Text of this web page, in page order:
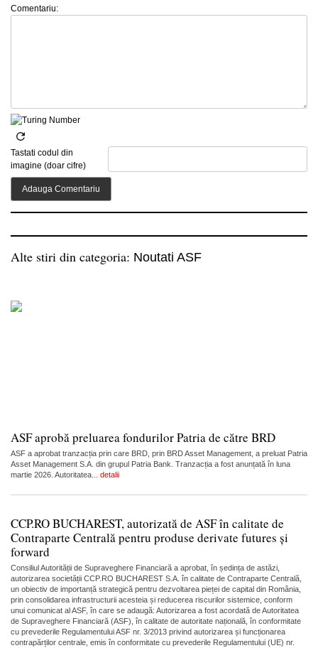
Comentariu:
Tastati codul din
imagine (doar cifre)
Alte stiri din categoria: Noutati ASF
ASF aprobă preluarea fondurilor Patria de către BRD
ASF a aprobat tranzacția prin care BRD, prin BRD Asset Management, a preluat Patria
Asset Management S.A. din grupul Patria Bank. Tranzacția a fost anunțată în luna
martie 2026. Autoritatea... detalii
CCP.RO BUCHAREST, autorizată de ASF în calitate de
Contraparte Centrală pentru produse derivate futures și
forward
Consiliul Autorității de Supraveghere Financiară a aprobat, în ședința de astăzi,
autorizarea societății CCP.RO BUCHAREST S.A. în calitate de Contraparte Centrală,
un obiectiv de importanță strategică pentru dezvoltarea pieței de capital din România,
prin consolidarea infrastructurii acesteia și reducerea riscurilor sistemice, conform
unui comunicat al ASF, în care se adaugă: Autorizarea a fost acordată de Autoritatea
de Supraveghere Financiară (ASF), în calitate de autoritate națională, în conformitate
cu prevederile Regulamentului ASF nr. 3/2013 privind autorizarea și funcționarea
contrapărților centrale, emis în conformitate cu prevederile Regulamentului (UE) nr.